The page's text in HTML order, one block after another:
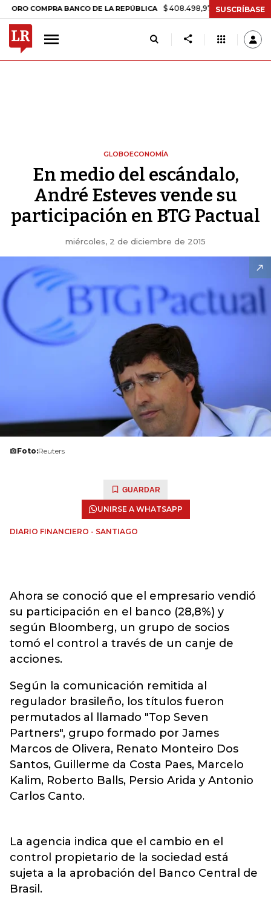
BANCO DE LA REPÚBLICA $ 408.498,97 +$ 8.753,81 +2,19%
SUSCRÍBASE
GLOBOECONOMÍA
En medio del escándalo,
André Esteves vende su
participación en BTG Pactual
miércoles, 2 de diciembre de 2015
Foto:Reuters
GUARDAR
UNIRSE A WHATSAPP
DIARIO FINANCIERO - SANTIAGO
Ahora se conoció que el empresario vendió
su participación en el banco (28,8%) y
según Bloomberg, un grupo de socios
tomó el control a través de un canje de
acciones.
Según la comunicación remitida al
regulador brasileño, los títulos fueron
permutados al llamado "Top Seven
Partners", grupo formado por James
Marcos de Olivera, Renato Monteiro Dos
Santos, Guillerme da Costa Paes, Marcelo
Kalim, Roberto Balls, Persio Arida y Antonio
Carlos Canto.
La agencia indica que el cambio en el
control propietario de la sociedad está
sujeta a la aprobación del Banco Central de
Brasil.